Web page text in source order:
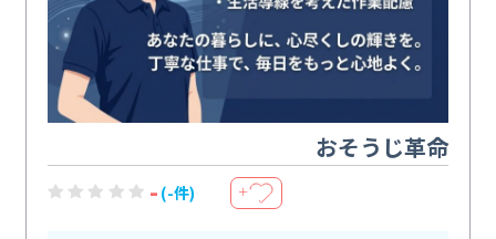
おそうじ革命
- (-件) ＋